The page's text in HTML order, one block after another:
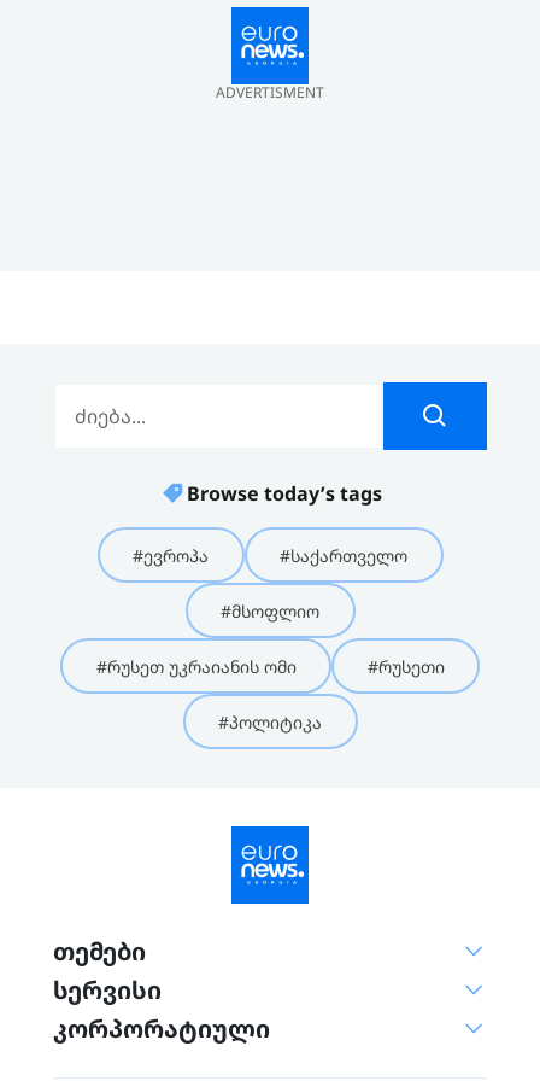
ADVERTISMENT
Browse today’s tags
#ევროპა #საქართველო
#მსოფლიო
#რუსეთ უკრაიანის ომი #რუსეთი
#პოლიტიკა
თემები
სერვისი
კორპორატიული